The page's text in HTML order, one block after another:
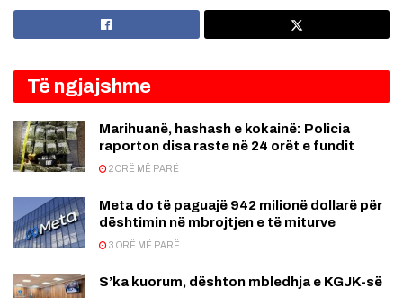
Të ngjajshme
Marihuanë, hashash e kokainë: Policia
raporton disa raste në 24 orët e fundit
2 ORË MË PARË
Meta do të paguajë 942 milionë dollarë për
dështimin në mbrojtjen e të miturve
3 ORË MË PARË
S’ka kuorum, dështon mbledhja e KGJK-së